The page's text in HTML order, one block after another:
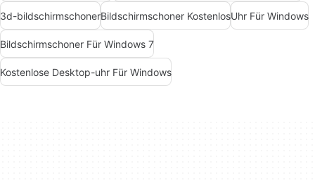
3d-bildschirmschonerBildschirmschoner KostenlosUhr Für Windows
Bildschirmschoner Für Windows 7
Kostenlose Desktop-uhr Für Windows